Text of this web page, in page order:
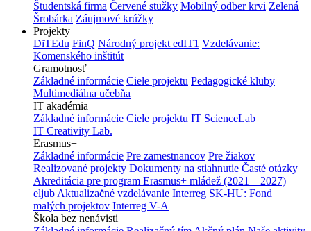
Študentská firma Červené stužky Mobilný odber krvi Zelená
Šrobárka Záujmové krúžky
Projekty
DiTEdu FinQ Národný projekt edIT1 Vzdelávanie:
Komenského inštitút
Gramotnosť
Základné informácie Ciele projektu Pedagogické kluby
Multimediálna učebňa
IT akadémia
Základné informácie Ciele projektu IT ScienceLab
IT Creativity Lab.
Erasmus+
Základné informácie Pre zamestnancov Pre žiakov
Realizované projekty Dokumenty na stiahnutie Časté otázky
Akreditácia pre program Erasmus+ mládež (2021 – 2027)
eljub Aktualizačné vzdelávanie Interreg SK-HU: Fond
malých projektov Interreg V-A
Škola bez nenávisti